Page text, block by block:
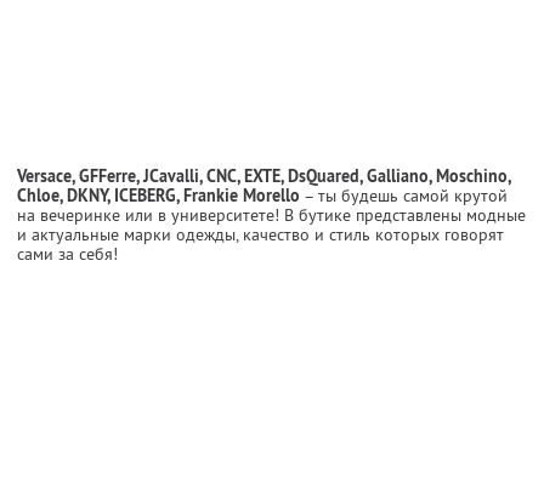
Versace, GFFerre, JCavalli, CNC, EXTE, DsQuared, Galliano, Moschino,
Chloe, DKNY, ICEBERG, Frankie Morello – ты будешь самой крутой
на вечеринке или в университете! В бутике представлены модные
и актуальные марки одежды, качество и стиль которых говорят
сами за себя!